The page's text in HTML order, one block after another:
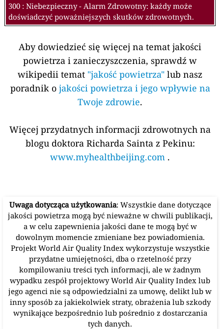
300 : Niebezpieczny - Alarm Zdrowotny: każdy może
doświadczyć poważniejszych skutków zdrowotnych.
Aby dowiedzieć się więcej na temat jakości
powietrza i zanieczyszczenia, sprawdź w
wikipedii temat "jakość powietrza" lub nasz
poradnik o jakości powietrza i jego wpływie na
Twoje zdrowie.
Więcej przydatnych informacji zdrowotnych na
blogu doktora Richarda Sainta z Pekinu:
www.myhealthbeijing.com .
Uwaga dotycząca użytkowania: Wszystkie dane dotyczące
jakości powietrza mogą być nieważne w chwili publikacji,
a w celu zapewnienia jakości dane te mogą być w
dowolnym momencie zmieniane bez powiadomienia.
Projekt World Air Quality Index wykorzystuje wszystkie
przydatne umiejętności, dba o rzetelność przy
kompilowaniu treści tych informacji, ale w żadnym
wypadku zespół projektowy World Air Quality Index lub
jego agenci nie są odpowiedzialni za umowę, delikt lub w
inny sposób za jakiekolwiek straty, obrażenia lub szkody
wynikające bezpośrednio lub pośrednio z dostarczania
tych danych.